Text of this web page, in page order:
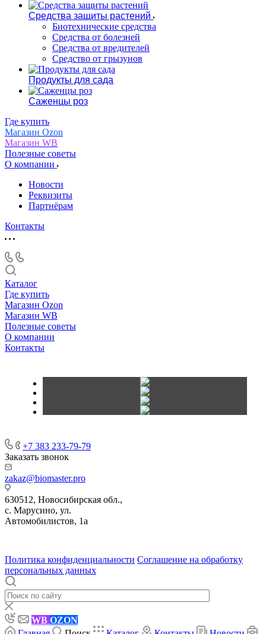
Средства защиты растений
Биотехнические средства
Средства от болезней
Средства от вредителей
Средство от грызунов
Продукты для сада
Саженцы роз
Где купить
Магазин Ozon
Магазин WB
Полезные советы
О компании
Новости
Реквизиты
Партнёрам
Контакты
Каталог
Где купить
Магазин Ozon
Магазин WB
Полезные советы
О компании
Контакты
+7 383 233-79-79
Заказать звонок
zakaz@biomaster.pro
630512, Новосибирская обл.,
с. Марусино, ул.
Автомобилистов, 1а
Политика конфиденциальности Соглашение на обработку
персональных данных
WB OZON